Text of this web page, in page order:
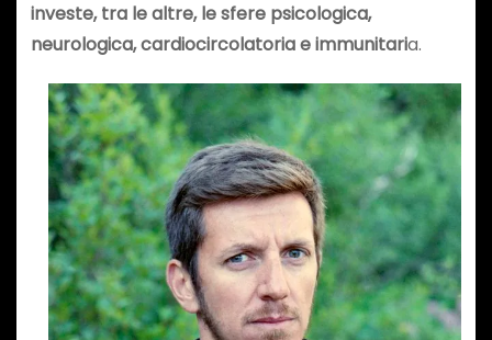
investe, tra le altre, le sfere psicologica,
neurologica, cardiocircolatoria e immunitaria.